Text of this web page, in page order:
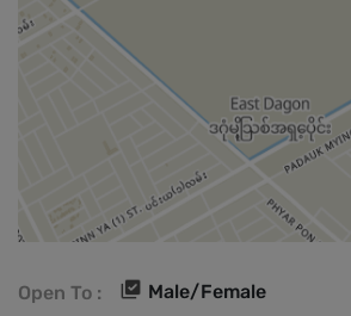
Open To : Male/Female